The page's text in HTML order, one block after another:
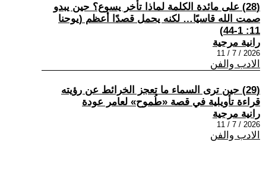
(28) على مائدة الكلمة لماذا تأخر يسوع؟ حين يبدو
صمت الله قاسيًا… لكنه يحمل قصدًا أعظم (يوحنا
11: 1-44)
رانية مرجية
2026 / 7 / 11
الادب والفن
(29) حين ترى السماء ما تعجز الخرائط عن رؤيته
قراءة تأويلية في قصة «طُموح» لعامر عودة
رانية مرجية
2026 / 7 / 11
الادب والفن